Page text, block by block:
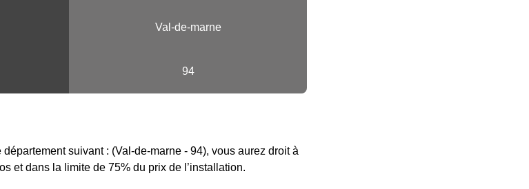
Val-de-marne
94
suivant : (Val-de-marne - 94), vous aurez droit à
et dans la limite de 75% du prix de l’installation.